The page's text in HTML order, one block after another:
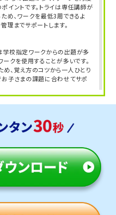
イントです。トライは専任講師が
め、ワークを最低3周できるよ
理までサポートします。
学校指定ワークからの出題が多
ークを使用することが多いです。
、覚え方のコツから一人ひとり
子さまの課題に合わせてサポ
分の立地にあるため、学校や部活
すいです。
やその類題が出題されるため、
績アップのポイントです。テスト